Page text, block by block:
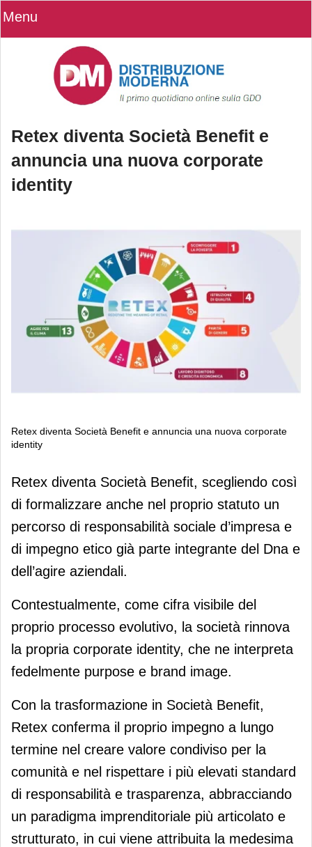
Menu
Retex diventa Società Benefit e
annuncia una nuova corporate
identity
Retex diventa Società Benefit e annuncia una nuova corporate
identity
Retex diventa Società Benefit e
annuncia una nuova corporate
identity
Retex diventa Società Benefit, scegliendo così
di formalizzare anche nel proprio statuto un
percorso di responsabilità sociale d’impresa e
di impegno etico già parte integrante del Dna e
dell’agire aziendali.
Contestualmente, come cifra visibile del
proprio processo evolutivo, la società rinnova
la propria corporate identity, che ne interpreta
fedelmente purpose e brand image.
Con la trasformazione in Società Benefit,
Retex conferma il proprio impegno a lungo
termine nel creare valore condiviso per la
comunità e nel rispettare i più elevati standard
di responsabilità e trasparenza, abbracciando
un paradigma imprenditoriale più articolato e
strutturato, in cui viene attribuita la medesima